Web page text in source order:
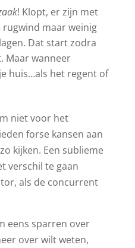
! Klopt, er zijn met
maar weinig
Dat start zodra
Maar wanneer
huis…als het regent of
niet voor het
forse kansen aan
kijken. Een sublieme
verschil te gaan
als de concurrent
eens sparren over
over wilt weten,